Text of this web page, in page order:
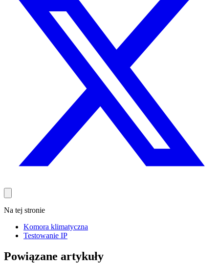
Na tej stronie
Komora klimatyczna
Testowanie IP
Powiązane artykuły